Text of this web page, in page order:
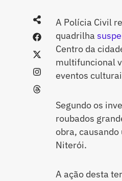
A Polícia Civil
quadrilha
Centro da
multifuncional
eventos
Segundo os
roubados
obra,
Niterói.
A ação desta